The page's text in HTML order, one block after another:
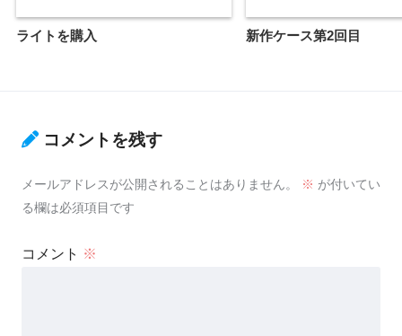
ライトを購入 新作ケース第2回目
コメントを残す
メールアドレスが公開されることはありません。 ※ が付いてい
る欄は必須項目です
コメント ※